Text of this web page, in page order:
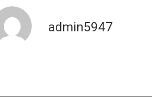
admin5947